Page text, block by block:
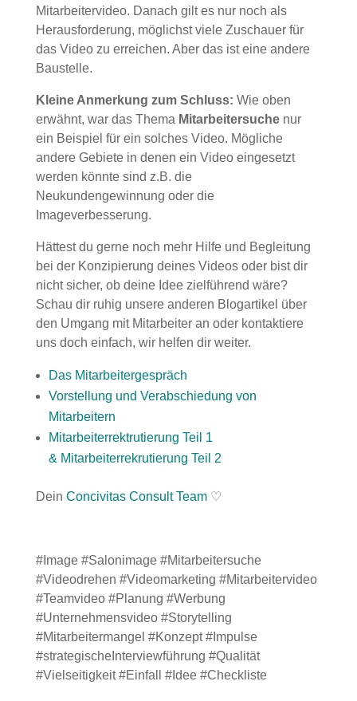
Mitarbeitervideo. Danach gilt es nur noch als
Herausforderung, möglichst viele Zuschauer für
das Video zu erreichen. Aber das ist eine andere
Baustelle.
Kleine Anmerkung zum Schluss: Wie oben
erwähnt, war das Thema Mitarbeitersuchenur
ein Beispiel für ein solches Video. Mögliche
andere Gebiete in denen ein Video eingesetzt
werden könnte sind z.B. die
Neukundengewinnung oder die
Imageverbesserung.
Hättest du gerne noch mehr Hilfe und Begleitung
bei der Konzipierung deines Videos oder bist dir
nicht sicher, ob deine Idee zielführend wäre?
Schau dir ruhig unsere anderen Blogartikel über
den Umgang mit Mitarbeiter an oder kontaktiere
uns doch einfach, wir helfen dir weiter.
Das Mitarbeitergespräch
Vorstellung und Verabschiedung von
Mitarbeitern
Mitarbeiterrektrutierung Teil 1
& Mitarbeiterrekrutierung Teil 2
Dein Concivitas Consult Team♡
#Image #Salonimage #Mitarbeitersuche
#Videodrehen #Videomarketing #Mitarbeitervideo
#Teamvideo #Planung #Werbung
#Unternehmensvideo #Storytelling
#Mitarbeitermangel #Konzept #Impulse
#strategischeInterviewführung #Qualität
#Vielseitigkeit #Einfall #Idee #Checkliste